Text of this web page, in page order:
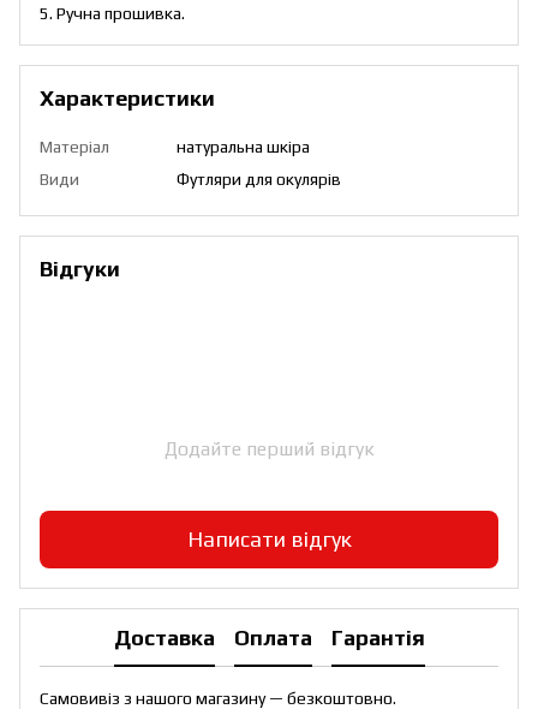
5. Ручна прошивка.
Характеристики
Матеріал
натуральна шкіра
Види
Футляри для окулярів
Відгуки
Додайте перший відгук
Написати відгук
Доставка Оплата Гарантія
Самовивіз з нашого магазину — безкоштовно.